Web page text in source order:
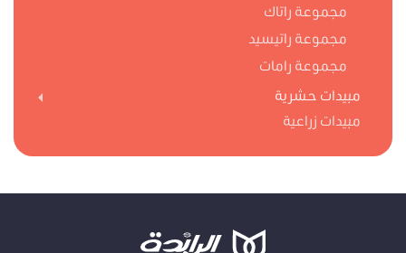
مجموعة راتاك
مجموعة راتيسيد
مجموعة رامات
مبيدات حشرية
مبيدات زراعية